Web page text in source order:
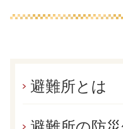
避難所とは